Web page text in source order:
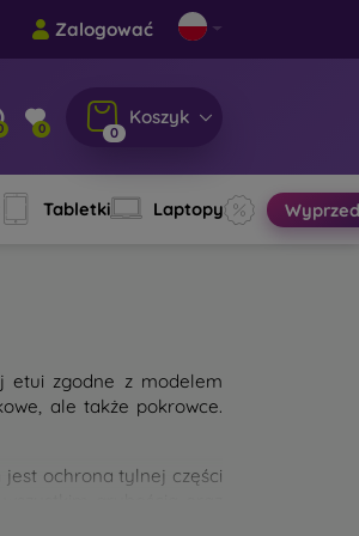
Zalogować
0 0
Koszyk
Tabletki Laptopy
etui zgodne z modelem
ale także pokrowce.
ochrona tylnej części